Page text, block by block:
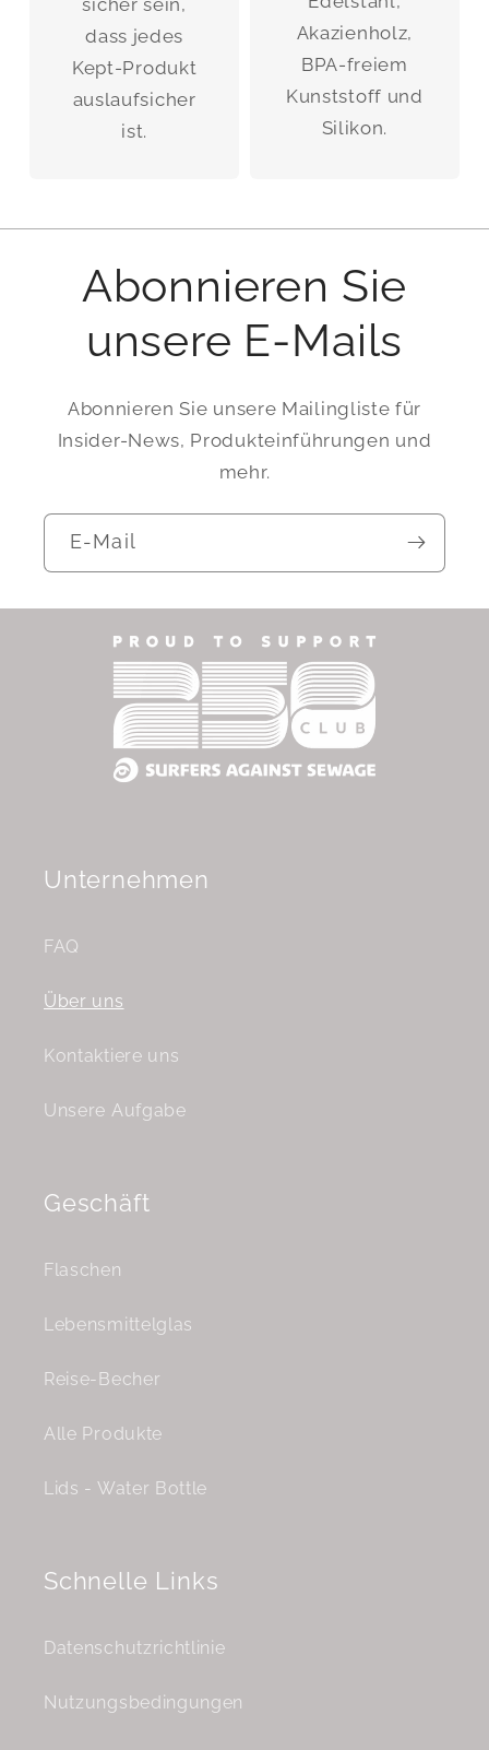
dass jedes
Kept-Produkt
auslaufsicher
ist.
Akazienholz,
BPA-freiem
Kunststoff und
Silikon.
Abonnieren Sie
unsere E-Mails
Abonnieren Sie unsere Mailingliste für
Insider-News, Produkteinführungen und
mehr.
E-Mail
Unternehmen
FAQ
Über uns
Kontaktiere uns
Unsere Aufgabe
Geschäft
Flaschen
Lebensmittelglas
Reise-Becher
Alle Produkte
Lids - Water Bottle
Schnelle Links
Datenschutzrichtlinie
Nutzungsbedingungen